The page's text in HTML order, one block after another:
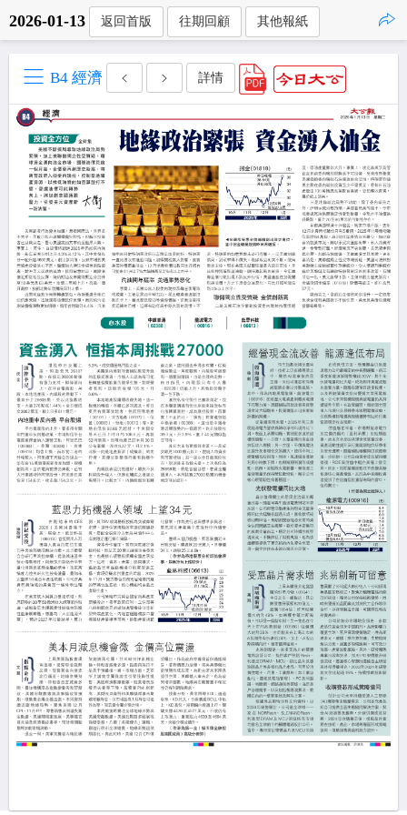
2026-01-13 返回首版 往期回顧 其他報紙
B4 經濟 詳情